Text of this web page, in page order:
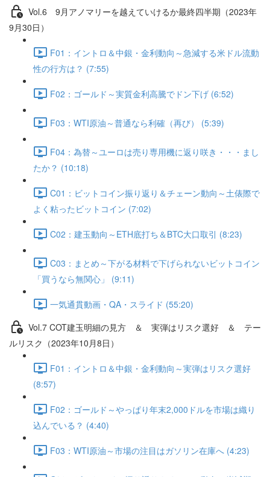
Vol.6 9⽉アノマリーを越えていけるか最終四半期（2023年
9月30日）
F01：イントロ＆中銀・金利動向～急減する米ドル流動
性の行方は？ (7:55)
F02：ゴールド～実質金利高騰でドン下げ (6:52)
F03：WTI原油～普通なら利確（再び） (5:39)
F04：為替～ユーロは売り専用機に返り咲き・・・まし
たか？ (10:18)
C01：ビットコイン振り返り＆チェーン動向～土俵際で
よく粘ったビットコイン (7:02)
C02：建玉動向～ETH底打ち＆BTC大口取引 (8:23)
C03：まとめ～下がる材料で下げられないビットコイン
「買うなら無関心」 (9:11)
一気通貫動画・QA・スライド (55:20)
Vol.7 COT建⽟明細の⾒⽅ ＆ 実弾はリスク選好 ＆ テー
ルリスク（2023年10月8日）
F01：イントロ＆中銀・金利動向～実弾はリスク選好
(8:57)
F02：ゴールド～やっぱり年末2,000ドルを市場は織り
込んでいる？ (4:40)
F03：WTI原油～市場の注目はガソリン在庫へ (4:23)